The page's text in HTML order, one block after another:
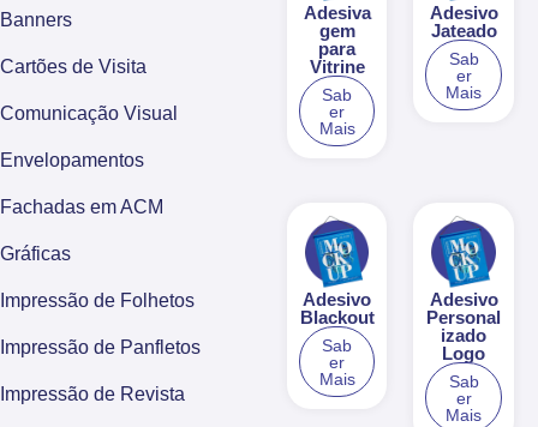
Banners
Cartões de Visita
Comunicação Visual
Envelopamentos
Fachadas em ACM
Gráficas
Impressão de Folhetos
Impressão de Panfletos
Impressão de Revista
Adesiva
gem
para
Vitrine
Sab
er
Mais
Adesivo
Jateado
Sab
er
Mais
Adesivo
Blackout
Sab
er
Mais
Adesivo
Personal
izado
Logo
Sab
er
Mais